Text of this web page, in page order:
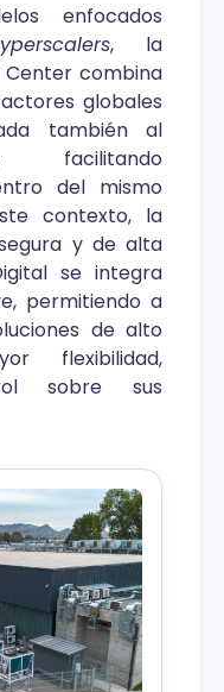
enfocados
, la
combina
globales
también al
facilitando
del mismo
contexto, la
y de alta
se integra
permitiendo a
de alto
flexibilidad,
sobre sus